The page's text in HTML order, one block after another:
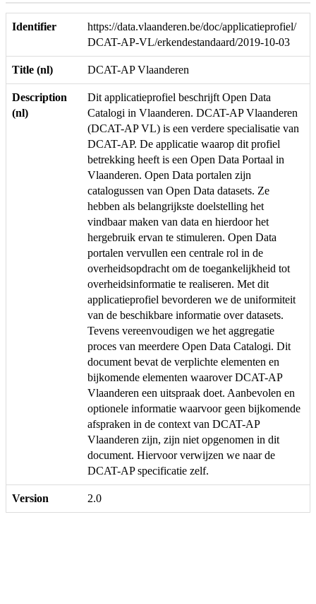
Identifier
https://data.vlaanderen.be/doc/applicatieprofiel/
DCAT-AP-VL/erkendestandaard/2019-10-03
Title (nl) DCAT-AP Vlaanderen
Description
(nl)
Dit applicatieprofiel beschrijft Open Data
Catalogi in Vlaanderen. DCAT-AP Vlaanderen
(DCAT-AP VL) is een verdere specialisatie van
DCAT-AP. De applicatie waarop dit profiel
betrekking heeft is een Open Data Portaal in
Vlaanderen. Open Data portalen zijn
catalogussen van Open Data datasets. Ze
hebben als belangrijkste doelstelling het
vindbaar maken van data en hierdoor het
hergebruik ervan te stimuleren. Open Data
portalen vervullen een centrale rol in de
overheidsopdracht om de toegankelijkheid tot
overheidsinformatie te realiseren. Met dit
applicatieprofiel bevorderen we de uniformiteit
van de beschikbare informatie over datasets.
Tevens vereenvoudigen we het aggregatie
proces van meerdere Open Data Catalogi. Dit
document bevat de verplichte elementen en
bijkomende elementen waarover DCAT-AP
Vlaanderen een uitspraak doet. Aanbevolen en
optionele informatie waarvoor geen bijkomende
afspraken in de context van DCAT-AP
Vlaanderen zijn, zijn niet opgenomen in dit
document. Hiervoor verwijzen we naar de
DCAT-AP specificatie zelf.
Version 2.0